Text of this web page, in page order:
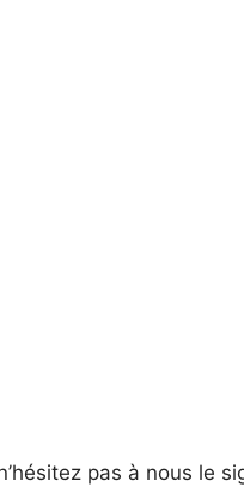
pas à nous le